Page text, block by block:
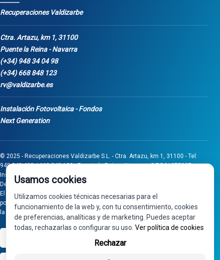
Recuperaciones Valdizarbe
Ctra. Artazu, km 1, 31100
Puente la Reina - Navarra
(+34) 948 34 04 98
(+34) 668 848 123
rv@valdizarbe.es
Instalación Fotovoltaica - Fondos
Next Generation
© 2025 - Recuperaciones Valdizarbe S.L. - Ctra. Artazu, km 1, 31100 - Tel:
948 340 498 / 668 848 123 - Puente la Reina - Navarra - CIF B31275837.
Inscrita en el Registro Mercantil de Navarra, Tomo 32, Folio 75, Hoja 525.
Desarrollado porSeintosoft
El proyecto de inversión "0011-0558-2024-000008" ha sido subvencionado
por Gobierno de Navarra al amparo de la convocatoria de 2024 de Ayudas a
la inversión en pymes industriales
Usamos cookies
Utilizamos cookies técnicas necesarias para el
funcionamiento de la web y, con tu consentimiento, cookies
de preferencias, analíticas y de marketing. Puedes aceptar
todas, rechazarlas o configurar su uso. Ver política de cookies
Rechazar